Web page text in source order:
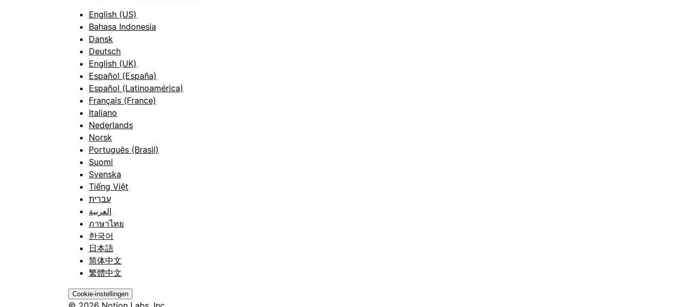
English (US)
Bahasa Indonesia
Dansk
Deutsch
English (UK)
Español (España)
Español (Latinoamérica)
Français (France)
Italiano
Nederlands
Norsk
Português (Brasil)
Suomi
Svenska
Tiếng Việt
עברית
العربية
ภาษาไทย
한국어
日本語
简体中文
繁體中文
Cookie-instellingen